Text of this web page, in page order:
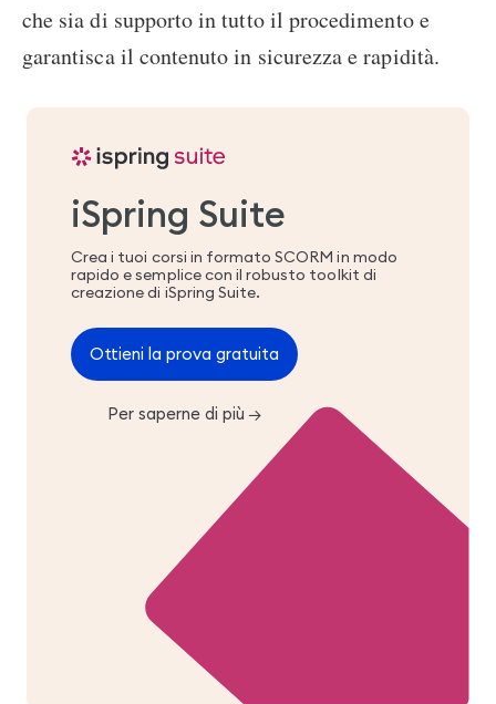
che sia di supporto in tutto il procedimento e
garantisca il contenuto in sicurezza e rapidità.
iSpring Suite
Crea i tuoi corsi in formato SCORM in modo
rapido e semplice con il robusto toolkit di
creazione di iSpring Suite.
Ottieni la prova gratuita
Per saperne di più →